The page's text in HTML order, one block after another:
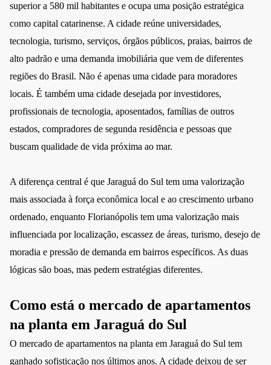
superior a 580 mil habitantes e ocupa uma posição estratégica
como capital catarinense. A cidade reúne universidades,
tecnologia, turismo, serviços, órgãos públicos, praias, bairros de
alto padrão e uma demanda imobiliária que vem de diferentes
regiões do Brasil. Não é apenas uma cidade para moradores
locais. É também uma cidade desejada por investidores,
profissionais de tecnologia, aposentados, famílias de outros
estados, compradores de segunda residência e pessoas que
buscam qualidade de vida próxima ao mar.
A diferença central é que Jaraguá do Sul tem uma valorização
mais associada à força econômica local e ao crescimento urbano
ordenado, enquanto Florianópolis tem uma valorização mais
influenciada por localização, escassez de áreas, turismo, desejo de
moradia e pressão de demanda em bairros específicos. As duas
lógicas são boas, mas pedem estratégias diferentes.
Como está o mercado de apartamentos
na planta em Jaraguá do Sul
O mercado de apartamentos na planta em Jaraguá do Sul tem
ganhado sofisticação nos últimos anos. A cidade deixou de ser